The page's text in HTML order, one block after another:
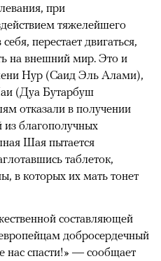
при
тяжелейшего
перестает двигаться,
на внешний мир. Это и
Нур (Саид Эль Алами),
(Дуа Бутарбуш
отказали в получении
из благополучных
Шая пытается
таблеток,
в которых их мать тонет
составляющей
добросердечный
нас спасти!» — сообщает